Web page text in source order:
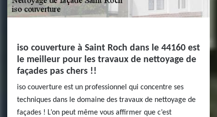
iso couverture à Saint Roch dans le 44160 est
le meilleur pour les travaux de nettoyage de
façades pas chers !!
iso couverture est un professionnel qui concentre ses
techniques dans le domaine des travaux de nettoyage de
façades ! L’on peut même vous affirmer que c’est